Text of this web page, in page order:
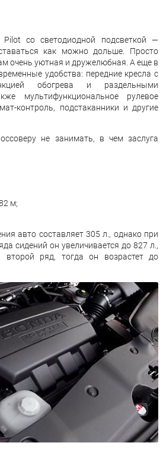
со светодиодной подсветкой —
как можно дольше. Просто
очень уютная и дружелюбная. А еще в
удобства: передние кресла с
обогрева и раздельными
мультифункциональное рулевое
контроль, подстаканники и другие
не занимать, в чем заслуга
м;
авто составляет 305 л., однако при
сидений он увеличивается до 827 л.,
ряд, тогда он возрастет до